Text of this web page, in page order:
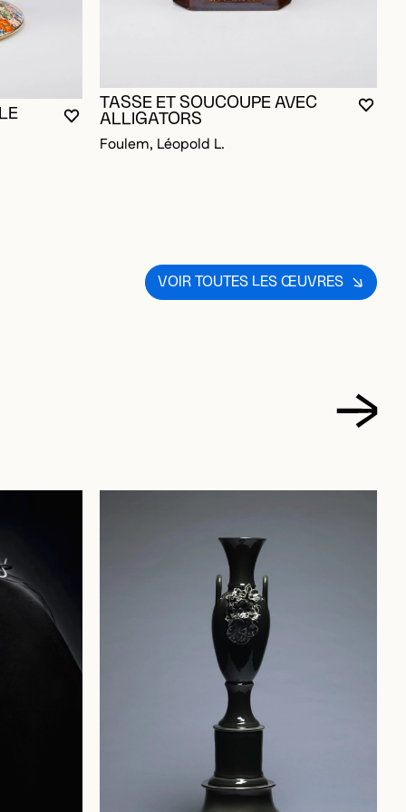
AJOUTER AUX FAVORIS
VOUS DEVEZ ÊTRE CONNECTÉ POUR AJOUTER
FERMER LA MODALE
OUVRIR LA MODALE
TASSE ET SOUCOUPE AVEC
ALLIGATORS
Foulem, Léopold L.
VOIR TOUTES LES ŒUVRES